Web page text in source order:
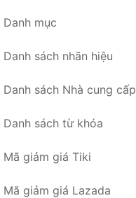
Danh mục
Danh sách nhãn hiệu
Danh sách Nhà cung cấp
Danh sách từ khóa
Mã giảm giá Tiki
Mã giảm giá Lazada